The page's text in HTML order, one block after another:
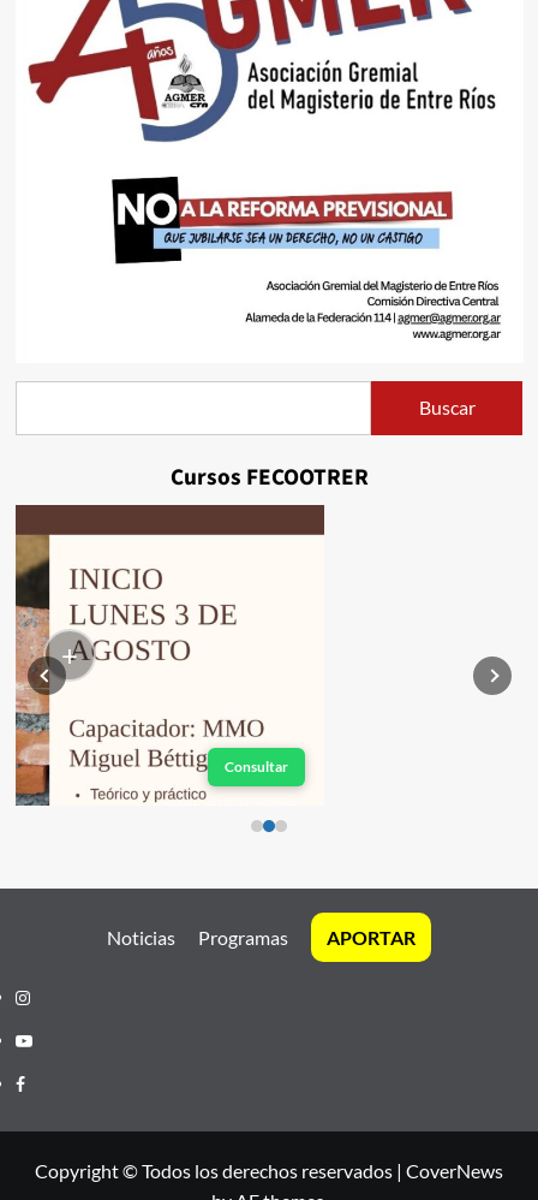
Buscar
Cursos FECOOTRER
Noticias Programas APORTAR
Instagram
Youtube
Facebook
Copyright © Todos los derechos reservados | CoverNews